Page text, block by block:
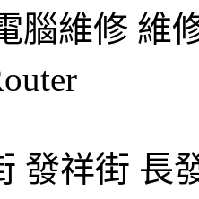
腦維修 維
發祥街 長